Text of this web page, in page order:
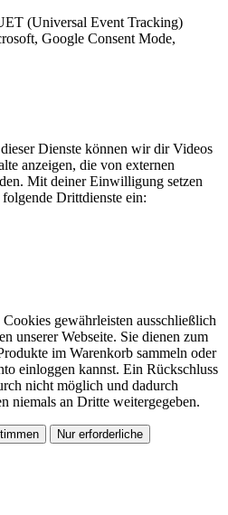
(Universal Event Tracking)
Google Consent Mode,
Dienste können wir dir Videos
anzeigen, die von externen
Mit deiner Einwilligung setzen
Drittdienste ein:
gewährleisten ausschließlich
unserer Webseite. Sie dienen zum
im Warenkorb sammeln oder
einloggen kannst. Ein Rückschluss
nicht möglich und dadurch
niemals an Dritte weitergegeben.
Nur erforderliche